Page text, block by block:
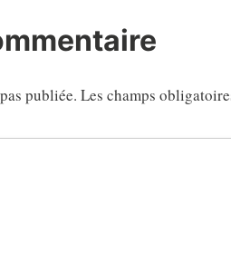
publiée. Les champs